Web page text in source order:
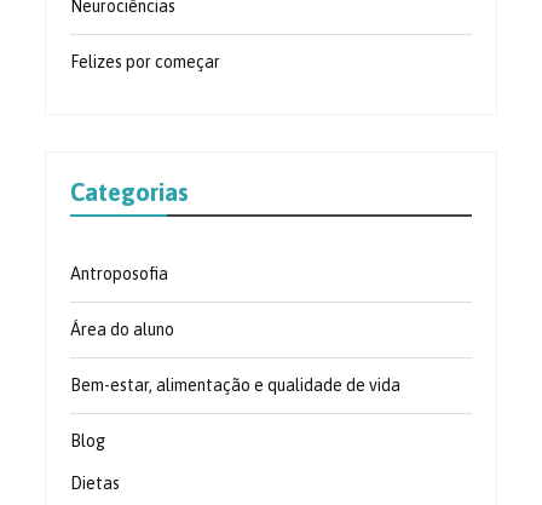
Neurociências
Felizes por começar
Categorias
Antroposofia
Área do aluno
Bem-estar, alimentação e qualidade de vida
Blog
Dietas